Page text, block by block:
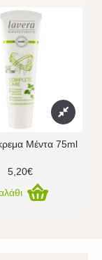
Μέντα 75ml
5,20€